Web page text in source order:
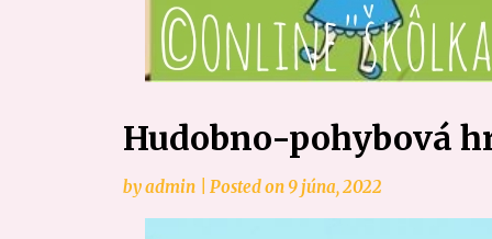
Hudobno-pohybová
byadmin Posted on 9 júna, 2022